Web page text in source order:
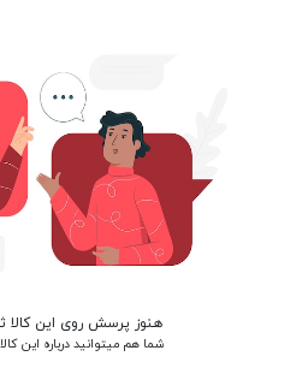
هنوز پرسش روی این
شما هم میتوانید درباره این